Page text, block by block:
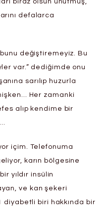
biraz olsun unutmuş,
defalarca
değiştiremeyiz. Bu
var.” dediğimde onu
sarılıp huzurla
Her zamanki
alıp kendime bir
içim. Telefonuma
karın bölgesine
yıldır insülin
ve kan şekeri
diyabetli biri hakkında bir